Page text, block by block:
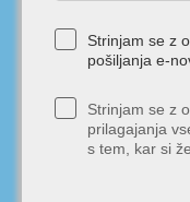
Strinjam se z
pošiljanja e-
Strinjam se z
prilagajanja
s tem, kar si